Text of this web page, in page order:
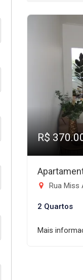
R$
Rua Miss Anne
2 Quartos
Mais